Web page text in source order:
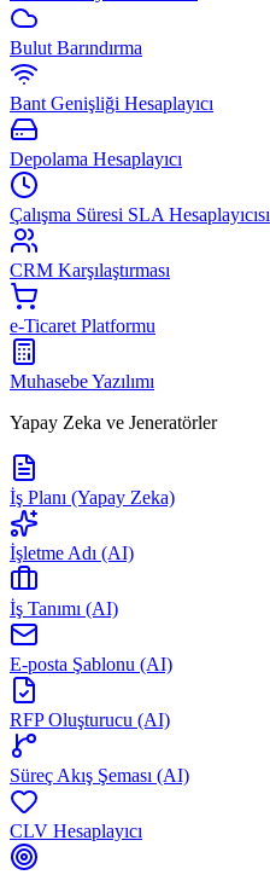
Bulut Barındırma
Bant Genişliği Hesaplayıcı
Depolama Hesaplayıcı
Çalışma Süresi SLA Hesaplayıcısı
CRM Karşılaştırması
e-Ticaret Platformu
Muhasebe Yazılımı
Yapay Zeka ve Jeneratörler
İş Planı (Yapay Zeka)
İşletme Adı (AI)
İş Tanımı (AI)
E-posta Şablonu (AI)
RFP Oluşturucu (AI)
Süreç Akış Şeması (AI)
CLV Hesaplayıcı